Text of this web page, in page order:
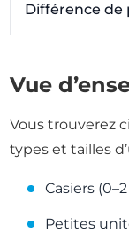
Différence de
Vue
Vous trouverez
types et tailles
Casiers
Petites